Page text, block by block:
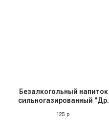
Безалкогольный напиток
сильногазированный "Др.
125 р.